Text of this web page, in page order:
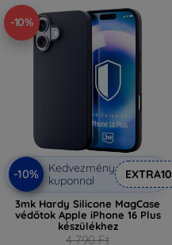
-10%
-10%
Kedvezmény
kuponnal
EXTRA10
3mk Hardy Silicone MagCase
védőtok Apple iPhone 16 Plus
készülékhez
4 790 Ft